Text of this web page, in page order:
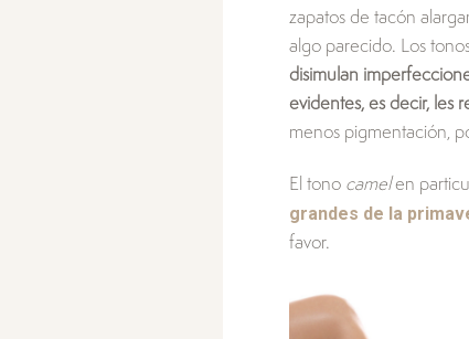
zapatos de tacón
algo parecido. Los
disimulan
evidentes, es decir, les
menos pigmentación,
El tono camelen
grandes de la
favor.